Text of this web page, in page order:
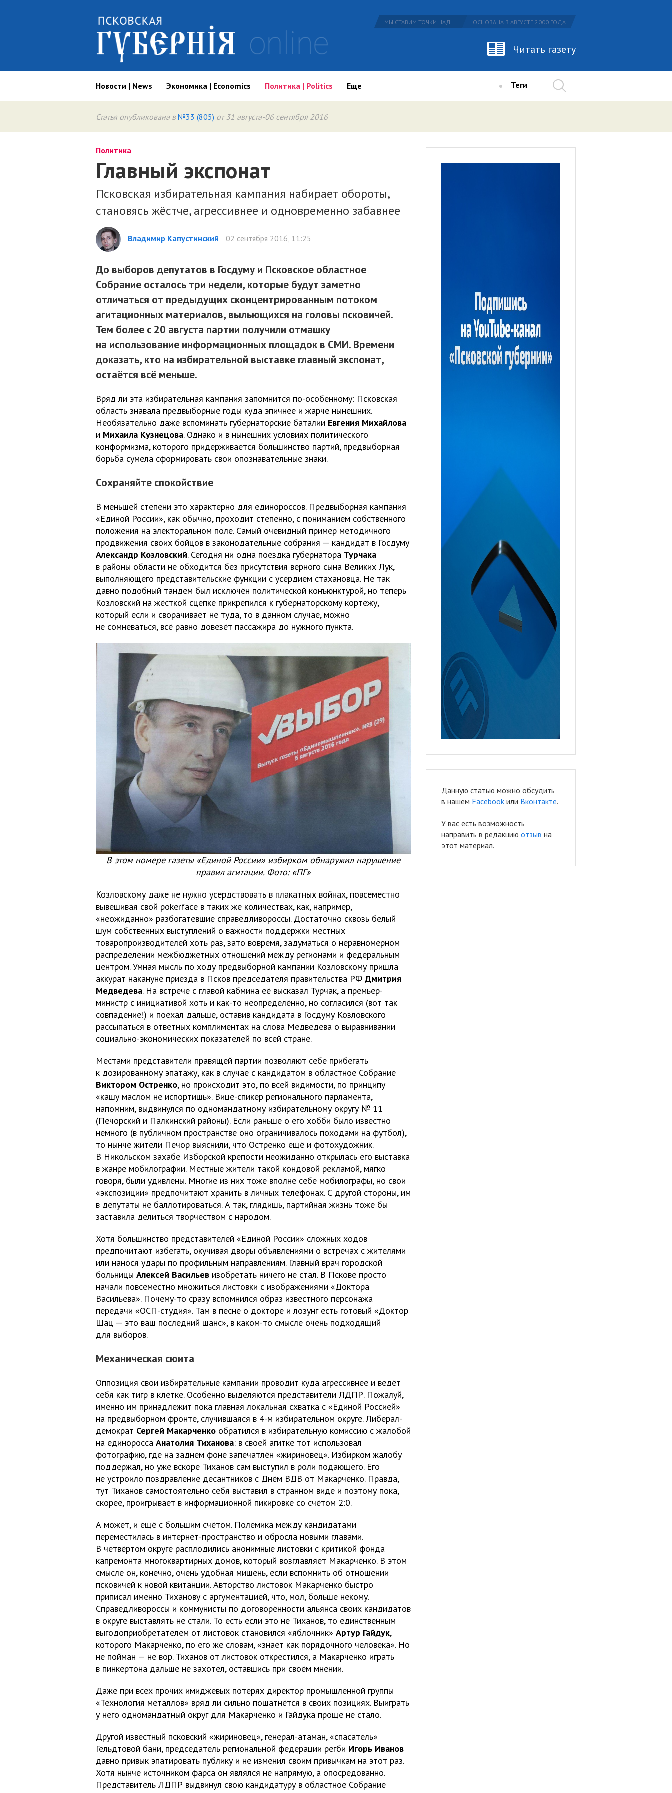
МЫ СТАВИМ ТОЧКИ НАД I ОСНОВАНА В АВГУСТЕ 2000 ГОДА
Читать газету
Новости | News Экономика | Economics Политика | Politics Еще Теги
Статья опубликована в №33 (805) от 31 августа-06 сентября 2016
Политика
Главный экспонат
Псковская избирательная кампания набирает обороты,
становясь жёстче, агрессивнее и одновременно забавнее
Владимир Капустинский 02 сентября 2016, 11:25
До выборов депутатов в Госдуму и Псковское областное
Собрание осталось три недели, которые будут заметно
отличаться от предыдущих сконцентрированным потоком
агитационных материалов, выльющихся на головы псковичей.
Тем более с 20 августа партии получили отмашку
на использование информационных площадок в СМИ. Времени
доказать, кто на избирательной выставке главный экспонат,
остаётся всё меньше.
Вряд ли эта избирательная кампания запомнится по-особенному: Псковская
область знавала предвыборные годы куда эпичнее и жарче нынешних.
Необязательно даже вспоминать губернаторские баталии Евгения Михайлова
и Михаила Кузнецова. Однако и в нынешних условиях политического
конформизма, которого придерживается большинство партий, предвыборная
борьба сумела сформировать свои опознавательные знаки.
Сохраняйте спокойствие
В меньшей степени это характерно для единороссов. Предвыборная кампания
«Единой России», как обычно, проходит степенно, с пониманием собственного
положения на электоральном поле. Самый очевидный пример методичного
продвижения своих бойцов в законодательные собрания — кандидат в Госдуму
Александр Козловский. Сегодня ни одна поездка губернатора Турчака
в районы области не обходится без присутствия верного сына Великих Лук,
выполняющего представительские функции с усердием стахановца. Не так
давно подобный тандем был исключён политической конъюнктурой, но теперь
Козловский на жёсткой сцепке прикрепился к губернаторскому кортежу,
который если и сворачивает не туда, то в данном случае, можно
не сомневаться, всё равно довезёт пассажира до нужного пункта.
В этом номере газеты «Единой России» избирком обнаружил нарушение
правил агитации. Фото: «ПГ»
Козловскому даже не нужно усердствовать в плакатных войнах, повсеместно
вывешивая свой pokerface в таких же количествах, как, например,
«неожиданно» разбогатевшие справедливороссы. Достаточно сквозь белый
шум собственных выступлений о важности поддержки местных
товаропроизводителей хоть раз, зато вовремя, задуматься о неравномерном
распределении межбюджетных отношений между регионами и федеральным
центром. Умная мысль по ходу предвыборной кампании Козловскому пришла
аккурат накануне приезда в Псков председателя правительства РФ Дмитрия
Медведева. На встрече с главой кабмина её высказал Турчак, а премьер-
министр с инициативой хоть и как-то неопределённо, но согласился (вот так
совпадение!) и поехал дальше, оставив кандидата в Госдуму Козловского
рассыпаться в ответных комплиментах на слова Медведева о выравнивании
социально-экономических показателей по всей стране.
Местами представители правящей партии позволяют себе прибегать
к дозированному эпатажу, как в случае с кандидатом в областное Собрание
Виктором Остренко, но происходит это, по всей видимости, по принципу
«кашу маслом не испортишь». Вице-спикер регионального парламента,
напомним, выдвинулся по одномандатному избирательному округу № 11
(Печорский и Палкинский районы). Если раньше о его хобби было известно
немного (в публичном пространстве оно ограничивалось походами на футбол),
то нынче жители Печор выяснили, что Остренко ещё и фотохудожник.
В Никольском захабе Изборской крепости неожиданно открылась его выставка
в жанре мобилографии. Местные жители такой кондовой рекламой, мягко
говоря, были удивлены. Многие из них тоже вполне себе мобилографы, но свои
«экспозиции» предпочитают хранить в личных телефонах. С другой стороны, им
в депутаты не баллотироваться. А так, глядишь, партийная жизнь тоже бы
заставила делиться творчеством с народом.
Хотя большинство представителей «Единой России» сложных ходов
предпочитают избегать, окучивая дворы объявлениями о встречах с жителями
или нанося удары по профильным направлениям. Главный врач городской
больницы Алексей Васильев изобретать ничего не стал. В Пскове просто
начали повсеместно множиться листовки с изображениями «Доктора
Васильева». Почему-то сразу вспомнился образ известного персонажа
передачи «ОСП-студия». Там в песне о докторе и лозунг есть готовый «Доктор
Шац — это ваш последний шанс», в каком-то смысле очень подходящий
для выборов.
Механическая сюита
Оппозиция свои избирательные кампании проводит куда агрессивнее и ведёт
себя как тигр в клетке. Особенно выделяются представители ЛДПР. Пожалуй,
именно им принадлежит пока главная локальная схватка с «Единой Россией»
на предвыборном фронте, случившаяся в 4-м избирательном округе. Либерал-
демократ Сергей Макарченко обратился в избирательную комиссию с жалобой
на единоросса Анатолия Тиханова: в своей агитке тот использовал
фотографию, где на заднем фоне запечатлён «жириновец». Избирком жалобу
поддержал, но уже вскоре Тиханов сам выступил в роли подающего. Его
не устроило поздравление десантников с Днём ВДВ от Макарченко. Правда,
тут Тиханов самостоятельно себя выставил в странном виде и поэтому пока,
скорее, проигрывает в информационной пикировке со счётом 2:0.
А может, и ещё с большим счётом. Полемика между кандидатами
переместилась в интернет-пространство и обросла новыми главами.
В четвёртом округе расплодились анонимные листовки с критикой фонда
капремонта многоквартирных домов, который возглавляет Макарченко. В этом
смысле он, конечно, очень удобная мишень, если вспомнить об отношении
псковичей к новой квитанции. Авторство листовок Макарченко быстро
приписал именно Тиханову с аргументацией, что, мол, больше некому.
Справедливороссы и коммунисты по договорённости альянса своих кандидатов
в округе выставлять не стали. То есть если это не Тиханов, то единственным
выгодоприобретателем от листовок становился «яблочник» Артур Гайдук,
которого Макарченко, по его же словам, «знает как порядочного человека». Но
не пойман — не вор. Тиханов от листовок открестился, а Макарченко играть
в пинкертона дальше не захотел, оставшись при своём мнении.
Даже при всех прочих имиджевых потерях директор промышленной группы
«Технология металлов» вряд ли сильно пошатнётся в своих позициях. Выиграть
у него одномандатный округ для Макарченко и Гайдука проще не стало.
Другой известный псковский «жириновец», генерал-атаман, «спасатель»
Гельдтовой бани, председатель региональной федерации регби Игорь Иванов
давно привык эпатировать публику и не изменил своим привычкам на этот раз.
Хотя нынче источником фарса он являлся не напрямую, а опосредованно.
Представитель ЛДПР выдвинул свою кандидатуру в областное Собрание
Данную статью можно обсудить
в нашем Facebook или Вконтакте.
У вас есть возможность
направить в редакцию отзыв на
этот материал.